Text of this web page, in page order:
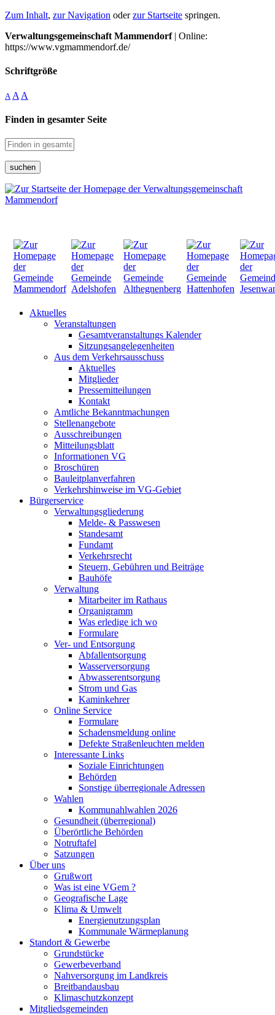
Zum Inhalt, zur Navigation oderzur Startseite springen.
Verwaltungsgemeinschaft Mammendorf| Online:
https://www.vgmammendorf.de/
Schriftgröße
A A A
Finden in gesamter Seite
suchen
Aktuelles
Veranstaltungen
Gesamtveranstaltungs Kalender
Sitzungsangelegenheiten
Aus dem Verkehrsausschuss
Aktuelles
Mitglieder
Pressemitteilungen
Kontakt
Amtliche Bekanntmachungen
Stellenangebote
Ausschreibungen
Mitteilungsblatt
Informationen VG
Broschüren
Bauleitplanverfahren
Verkehrshinweise im VG-Gebiet
Bürgerservice
Verwaltungsgliederung
Melde- & Passwesen
Standesamt
Fundamt
Verkehrsrecht
Steuern, Gebühren und Beiträge
Bauhöfe
Verwaltung
Mitarbeiter im Rathaus
Organigramm
Was erledige ich wo
Formulare
Ver- und Entsorgung
Abfallentsorgung
Wasserversorgung
Abwasserentsorgung
Strom und Gas
Kaminkehrer
Online Service
Formulare
Schadensmeldung online
Defekte Straßenleuchten melden
Interessante Links
Soziale Einrichtungen
Behörden
Sonstige überregionale Adressen
Wahlen
Kommunahlwahlen 2026
Gesundheit (überregional)
Überörtliche Behörden
Notruftafel
Satzungen
Über uns
Grußwort
Was ist eine VGem ?
Geografische Lage
Klima & Umwelt
Energienutzungsplan
Kommunale Wärmeplanung
Standort & Gewerbe
Grundstücke
Gewerbeverband
Nahversorgung im Landkreis
Breitbandausbau
Klimaschutzkonzept
Mitgliedsgemeinden